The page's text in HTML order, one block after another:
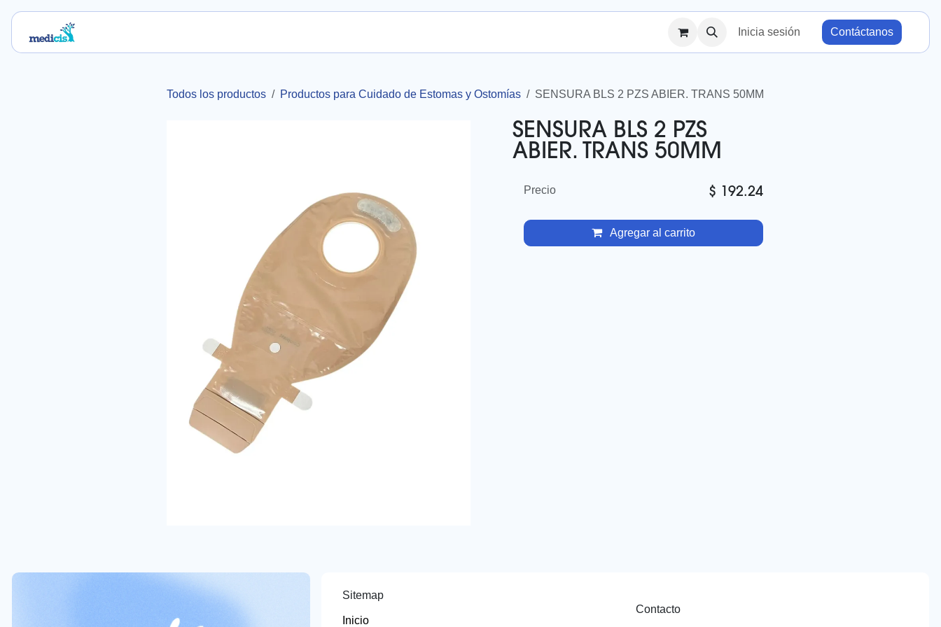
Inicia sesión Contáctanos
Todos los productos Productos para Cuidado de Estomas y Ostomías SENSURA BLS 2 PZS ABIER. TRANS 50MM
SENSURA BLS 2 PZS
ABIER. TRANS 50MM
Agregar al carrito
Precio $ 192.24
Sitemap
Inicio
Contacto